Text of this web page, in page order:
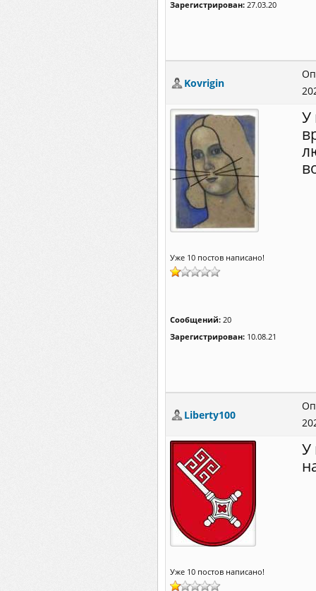
Зарегистрирован: 27.03.20
Kovrigin
Уже 10 постов написано!
Сообщений: 20
Зарегистрирован: 10.08.21
У
Liberty100
Уже 10 постов написано!
У